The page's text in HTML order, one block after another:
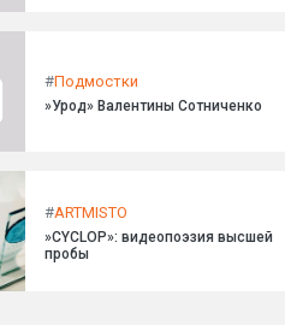
#Подмостки
»Урод» Валентины Сотниченко
#ARTMISTO
»CYCLOP»: видеопоэзия высшей
пробы